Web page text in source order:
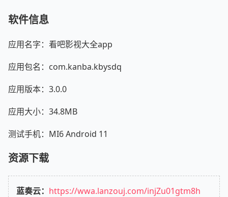
软件信息
应用名字：看吧影视大全app
应用包名：com.kanba.kbysdq
应用版本：3.0.0
应用大小：34.8MB
测试手机：MI6 Android 11
资源下载
蓝奏云： https://wwa.lanzouj.com/injZu01gtm8h